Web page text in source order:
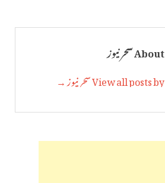
About سحر نیوز
View all posts by سحر نیوز →